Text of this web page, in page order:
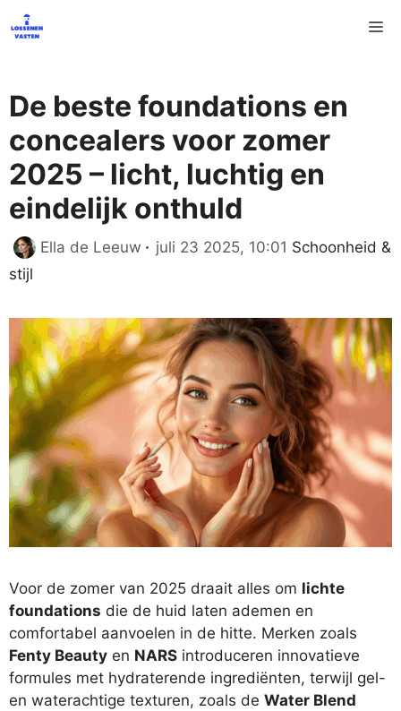
naar
De beste foundations en
concealers voor zomer
2025 – licht, luchtig en
eindelijk onthuld
Ella de Leeuw juli 23 2025, 10:01 Categorieën
Schoonheid &
stijl
Voor de zomer van 2025 draait alles om lichte
foundations die de huid laten ademen en
comfortabel aanvoelen in de hitte. Merken zoals
Fenty Beauty en NARS introduceren innovatieve
formules met hydraterende ingrediënten, terwijl gel-
en waterachtige texturen, zoals de Water Blend